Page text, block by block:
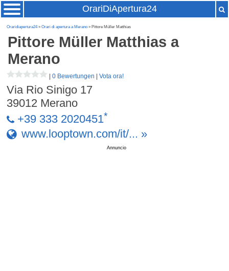
OrariDiApertura24
Oraridiapertura24»Orari di apertura a Merano » Pittore Müller Matthias
Pittore Müller Matthias a
Merano
|0 Bewertungen |Vota ora!
Via Rio Sinigo 17
39012 Merano
+39 333 2020451*
www.looptown.com/it/... »
Annuncio